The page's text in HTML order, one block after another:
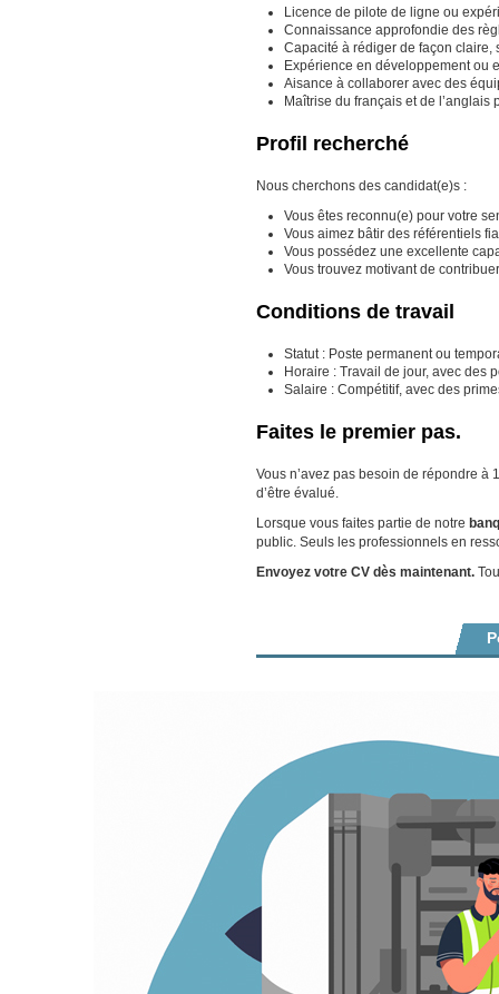
Licence de pilote de ligne ou
Connaissance approfondie des
Capacité à rédiger de façon claire,
Expérience en développement ou
Aisance à collaborer avec des
Maîtrise du français et de
Profil recherché
Nous cherchons des candidat(e)s :
Vous êtes reconnu(e) pour votre
Vous aimez bâtir des référentiels
Vous possédez une excellente
Vous trouvez motivant de
Conditions de travail
Statut : Poste permanent ou
Horaire : Travail de jour, avec des
Salaire : Compétitif, avec des
Faites le premier pas.
Vous n’avez pas besoin de répondre à
d’être évalué.
Lorsque vous faites partie de notre
public. Seuls les professionnels en
Envoyez votre CV dès maintenant.